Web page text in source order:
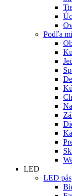
Podľa
LED
LED